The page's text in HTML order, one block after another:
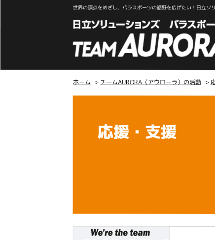
世界の頂点をめざし、パラスポーツの裾野を広げたい！日立ソ
ホーム > チームAURORA（アウローラ）の活動 >
応援・支援